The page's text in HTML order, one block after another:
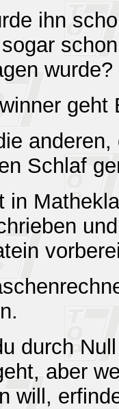
ihn
wurde?
geht
Schlaf
in
durch
aber
will,